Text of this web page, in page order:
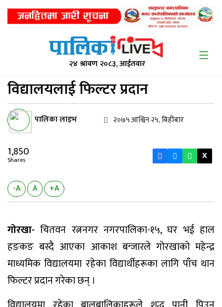
२४ श्रावण २०८३, आईतवार
विद्यालयलाई फिल्टर प्रदान
पालिका लाइभ २०७५ आश्विन २५, बिहीबार
1,850
Shares X
-A A +A
गोरखा- चितवन रत्ननगर नगरपालिका-१५, घर भई हाल
हङकङ बस्दै आएका आकाश बन्जारले गोरखाको महेन्द्र
माध्यमिक विद्यालयमा रहेका विद्यार्थीहरूका लागि पाँच थान
फिल्टर प्रदान गरेका छन् ।